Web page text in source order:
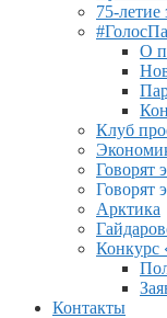
75-
О
Клуб
Говорят
Говорят
Арктика
Конкурс
Контакты